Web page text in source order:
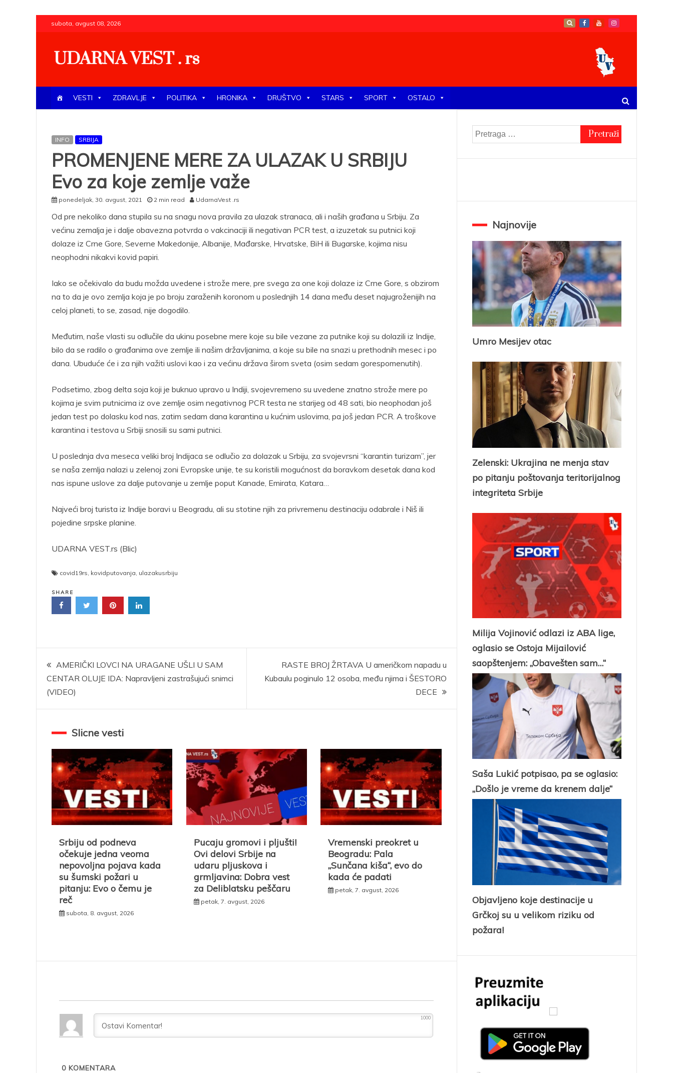
to
content
subota, avgust 08, 2026
VESTI ZDRAVLJE POLITIKA HRONIKA DRUŠTVO STARS SPORT OSTALO
INFO SRBIJA
PROMENJENE MERE ZA ULAZAK U SRBIJU
Evo za koje zemlje važe
ponedeljak, 30. avgust, 2021 2 min read UdarnaVest .rs
Od pre nekoliko dana stupila su na snagu nova pravila za ulazak stranaca, ali i naših građana u Srbiju. Za
većinu zemalja je i dalje obavezna potvrda o vakcinaciji ili negativan PCR test, a izuzetak su putnici koji
dolaze iz Crne Gore, Severne Makedonije, Albanije, Mađarske, Hrvatske, BiH ili Bugarske, kojima nisu
neophodni nikakvi kovid papiri.
Iako se očekivalo da budu možda uvedene i strože mere, pre svega za one koji dolaze iz Crne Gore, s obzirom
na to da je ovo zemlja koja je po broju zaraženih koronom u poslednjih 14 dana među deset najugroženijih na
celoj planeti, to se, zasad, nije dogodilo.
Međutim, naše vlasti su odlučile da ukinu posebne mere koje su bile vezane za putnike koji su dolazili iz Indije,
bilo da se radilo o građanima ove zemlje ili našim državljanima, a koje su bile na snazi u prethodnih mesec i po
dana. Ubuduće će i za njih važiti uslovi kao i za većinu država širom sveta (osim sedam gorespomenutih).
Podsetimo, zbog delta soja koji je buknuo upravo u Indiji, svojevremeno su uvedene znatno strože mere po
kojima je svim putnicima iz ove zemlje osim negativnog PCR testa ne starijeg od 48 sati, bio neophodan još
jedan test po dolasku kod nas, zatim sedam dana karantina u kućnim uslovima, pa još jedan PCR. A troškove
karantina i testova u Srbiji snosili su sami putnici.
U poslednja dva meseca veliki broj Indijaca se odlučio za dolazak u Srbiju, za svojevrsni “karantin turizam”, jer
se naša zemlja nalazi u zelenoj zoni Evropske unije, te su koristili mogućnost da boravkom desetak dana kod
nas ispune uslove za dalje putovanje u zemlje poput Kanade, Emirata, Katara…
Najveći broj turista iz Indije boravi u Beogradu, ali su stotine njih za privremenu destinaciju odabrale i Niš ili
pojedine srpske planine.
UDARNA VEST.rs (Blic)
covid19rs, kovidputovanja, ulazakusrbiju
SHARE
Kretanje
članka
AMERIČKI LOVCI NA URAGANE UŠLI U SAM
CENTAR OLUJE IDA: Napravljeni zastrašujući snimci
(VIDEO)
RASTE BROJ ŽRTAVA U američkom napadu u
Kubaulu poginulo 12 osoba, među njima i ŠESTORO
DECE
Slicne vesti
Srbiju od podneva
očekuje jedna veoma
nepovoljna pojava kada
su šumski požari u
pitanju: Evo o čemu je
reč
subota, 8. avgust, 2026
Pucaju gromovi i pljušti!
Ovi delovi Srbije na
udaru pljuskova i
grmljavina: Dobra vest
za Deliblatsku peščaru
petak, 7. avgust, 2026
Vremenski preokret u
Beogradu: Pala
„Sunčana kiša“, evo do
kada će padati
petak, 7. avgust, 2026
1000
0 KOMENTARA
Pretraga
za:
Najnovije
Umro Mesijev otac
Zelenski: Ukrajina ne menja stav
po pitanju poštovanja teritorijalnog
integriteta Srbije
Milija Vojinović odlazi iz ABA lige,
oglasio se Ostoja Mijailović
saopštenjem: „Obavešten sam…“
Saša Lukić potpisao, pa se oglasio:
„Došlo je vreme da krenem dalje“
Objavljeno koje destinacije u
Grčkoj su u velikom riziku od
požara!